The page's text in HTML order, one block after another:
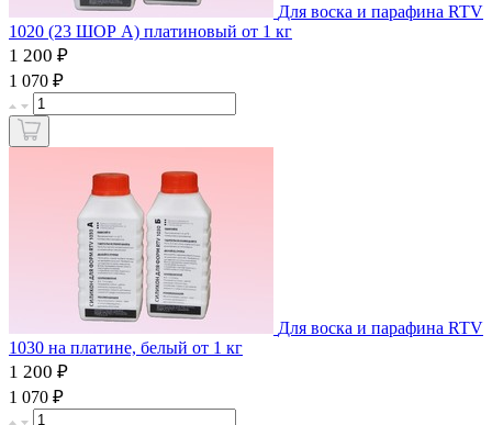
Для воска и парафина RTV
1020 (23 ШОР А) платиновый от 1 кг
1 200 ₽
1 070 ₽
Для воска и парафина RTV
1030 на платине, белый от 1 кг
1 200 ₽
1 070 ₽